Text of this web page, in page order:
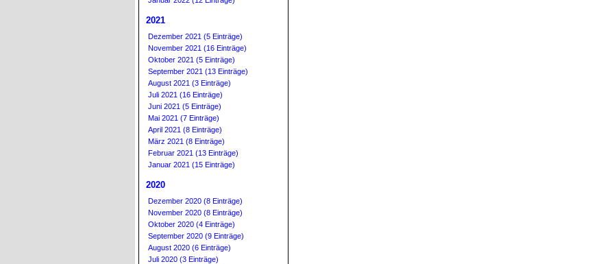
2021
Dezember 2021 (5 Einträge)
November 2021 (16 Einträge)
Oktober 2021 (5 Einträge)
September 2021 (13 Einträge)
August 2021 (3 Einträge)
Juli 2021 (16 Einträge)
Juni 2021 (5 Einträge)
Mai 2021 (7 Einträge)
April 2021 (8 Einträge)
März 2021 (8 Einträge)
Februar 2021 (13 Einträge)
Januar 2021 (15 Einträge)
2020
Dezember 2020 (8 Einträge)
November 2020 (8 Einträge)
Oktober 2020 (4 Einträge)
September 2020 (9 Einträge)
August 2020 (6 Einträge)
Juli 2020 (3 Einträge)